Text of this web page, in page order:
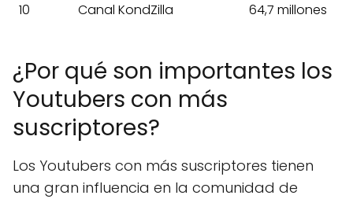
10
Canal KondZilla 64,7 millones
¿Por qué son importantes los
Youtubers con más
suscriptores?
Los Youtubers con más suscriptores tienen
una gran influencia en la comunidad de